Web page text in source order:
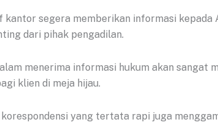
kantor segera memberikan informasi kepada
dari pihak pengadilan.
menerima informasi hukum akan sangat
klien di meja hijau.
yang tertata rapi juga